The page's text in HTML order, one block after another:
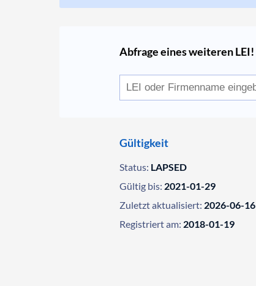
Abfrage eines weiteren LEI!
Gültigkeit
Status: LAPSED
Gültig bis: 2021-01-29
Zuletzt aktualisiert: 2026-06-16
Registriert am: 2018-01-19